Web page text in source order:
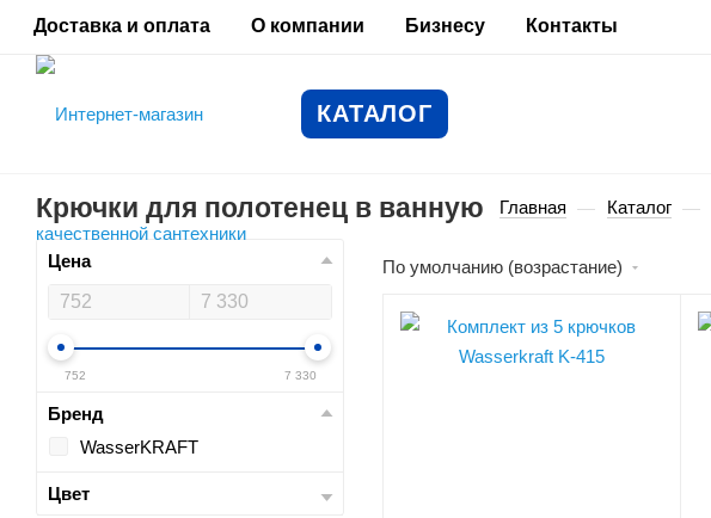
Доставка и оплата О компании Бизнесу Контакты
КАТАЛОГ
Крючки для полотенец в ванную Главная — Каталог —
По умолчанию (возрастание)
Цена
752 7 330
Бренд
WasserKRAFT
Цвет